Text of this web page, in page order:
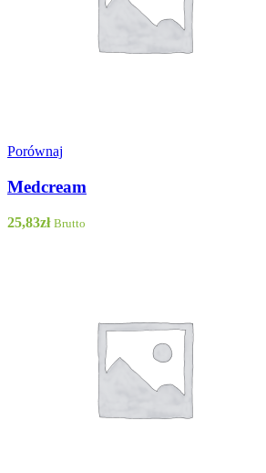
Porównaj
Medcream
25,83zł Brutto